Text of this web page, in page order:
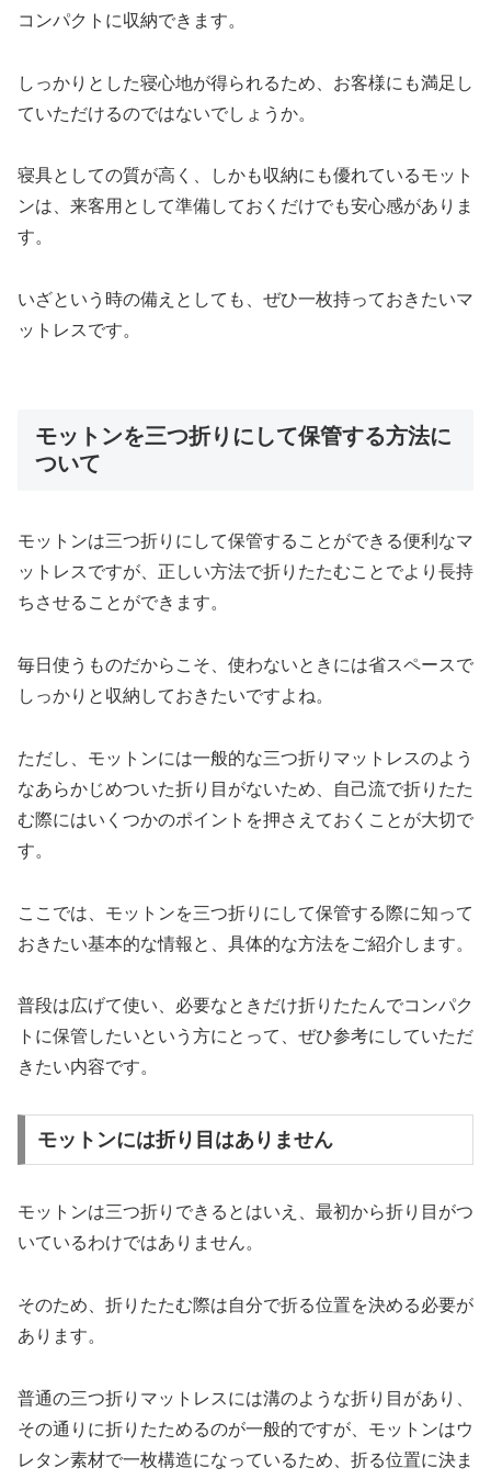
コンパクトに収納できます。
しっかりとした寝心地が得られるため、お客様にも満足し
ていただけるのではないでしょうか。
寝具としての質が高く、しかも収納にも優れているモット
ンは、来客用として準備しておくだけでも安心感がありま
す。
いざという時の備えとしても、ぜひ一枚持っておきたいマ
ットレスです。
モットンを三つ折りにして保管する方法に
ついて
モットンは三つ折りにして保管することができる便利なマ
ットレスですが、正しい方法で折りたたむことでより長持
ちさせることができます。
毎日使うものだからこそ、使わないときには省スペースで
しっかりと収納しておきたいですよね。
ただし、モットンには一般的な三つ折りマットレスのよう
なあらかじめついた折り目がないため、自己流で折りたた
む際にはいくつかのポイントを押さえておくことが大切で
す。
ここでは、モットンを三つ折りにして保管する際に知って
おきたい基本的な情報と、具体的な方法をご紹介します。
普段は広げて使い、必要なときだけ折りたたんでコンパク
トに保管したいという方にとって、ぜひ参考にしていただ
きたい内容です。
モットンには折り目はありません
モットンは三つ折りできるとはいえ、最初から折り目がつ
いているわけではありません。
そのため、折りたたむ際は自分で折る位置を決める必要が
あります。
普通の三つ折りマットレスには溝のような折り目があり、
その通りに折りたためるのが一般的ですが、モットンはウ
レタン素材で一枚構造になっているため、折る位置に決ま